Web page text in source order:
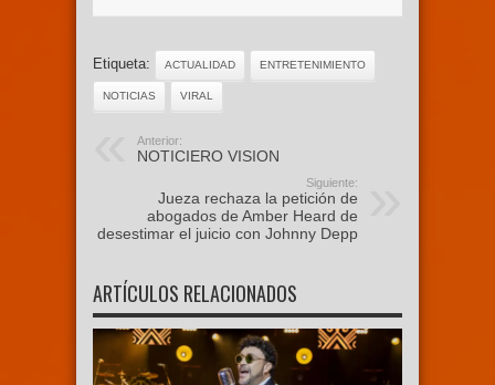
Etiqueta: ACTUALIDAD ENTRETENIMIENTO
NOTICIAS VIRAL
Anterior:
NOTICIERO VISION
Siguiente:
Jueza rechaza la petición de
abogados de Amber Heard de
desestimar el juicio con Johnny Depp
ARTÍCULOS RELACIONADOS